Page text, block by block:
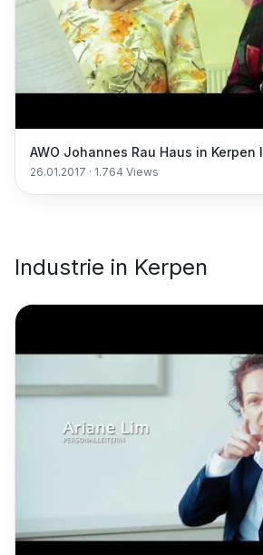
26.01.2017 · 1.764 Views
Industrie in Kerpen